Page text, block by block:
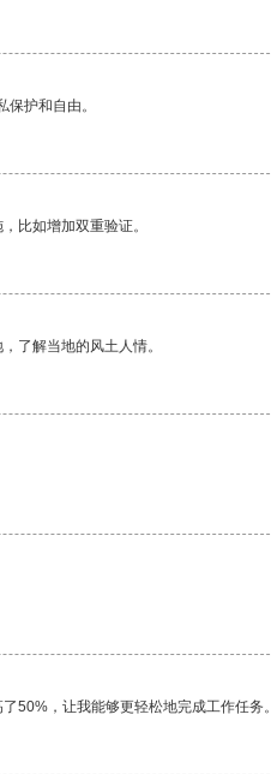
护和自由。
比如增加双重验证。
了解当地的风土人情。
50%，让我能够更轻松地完成工作任务。